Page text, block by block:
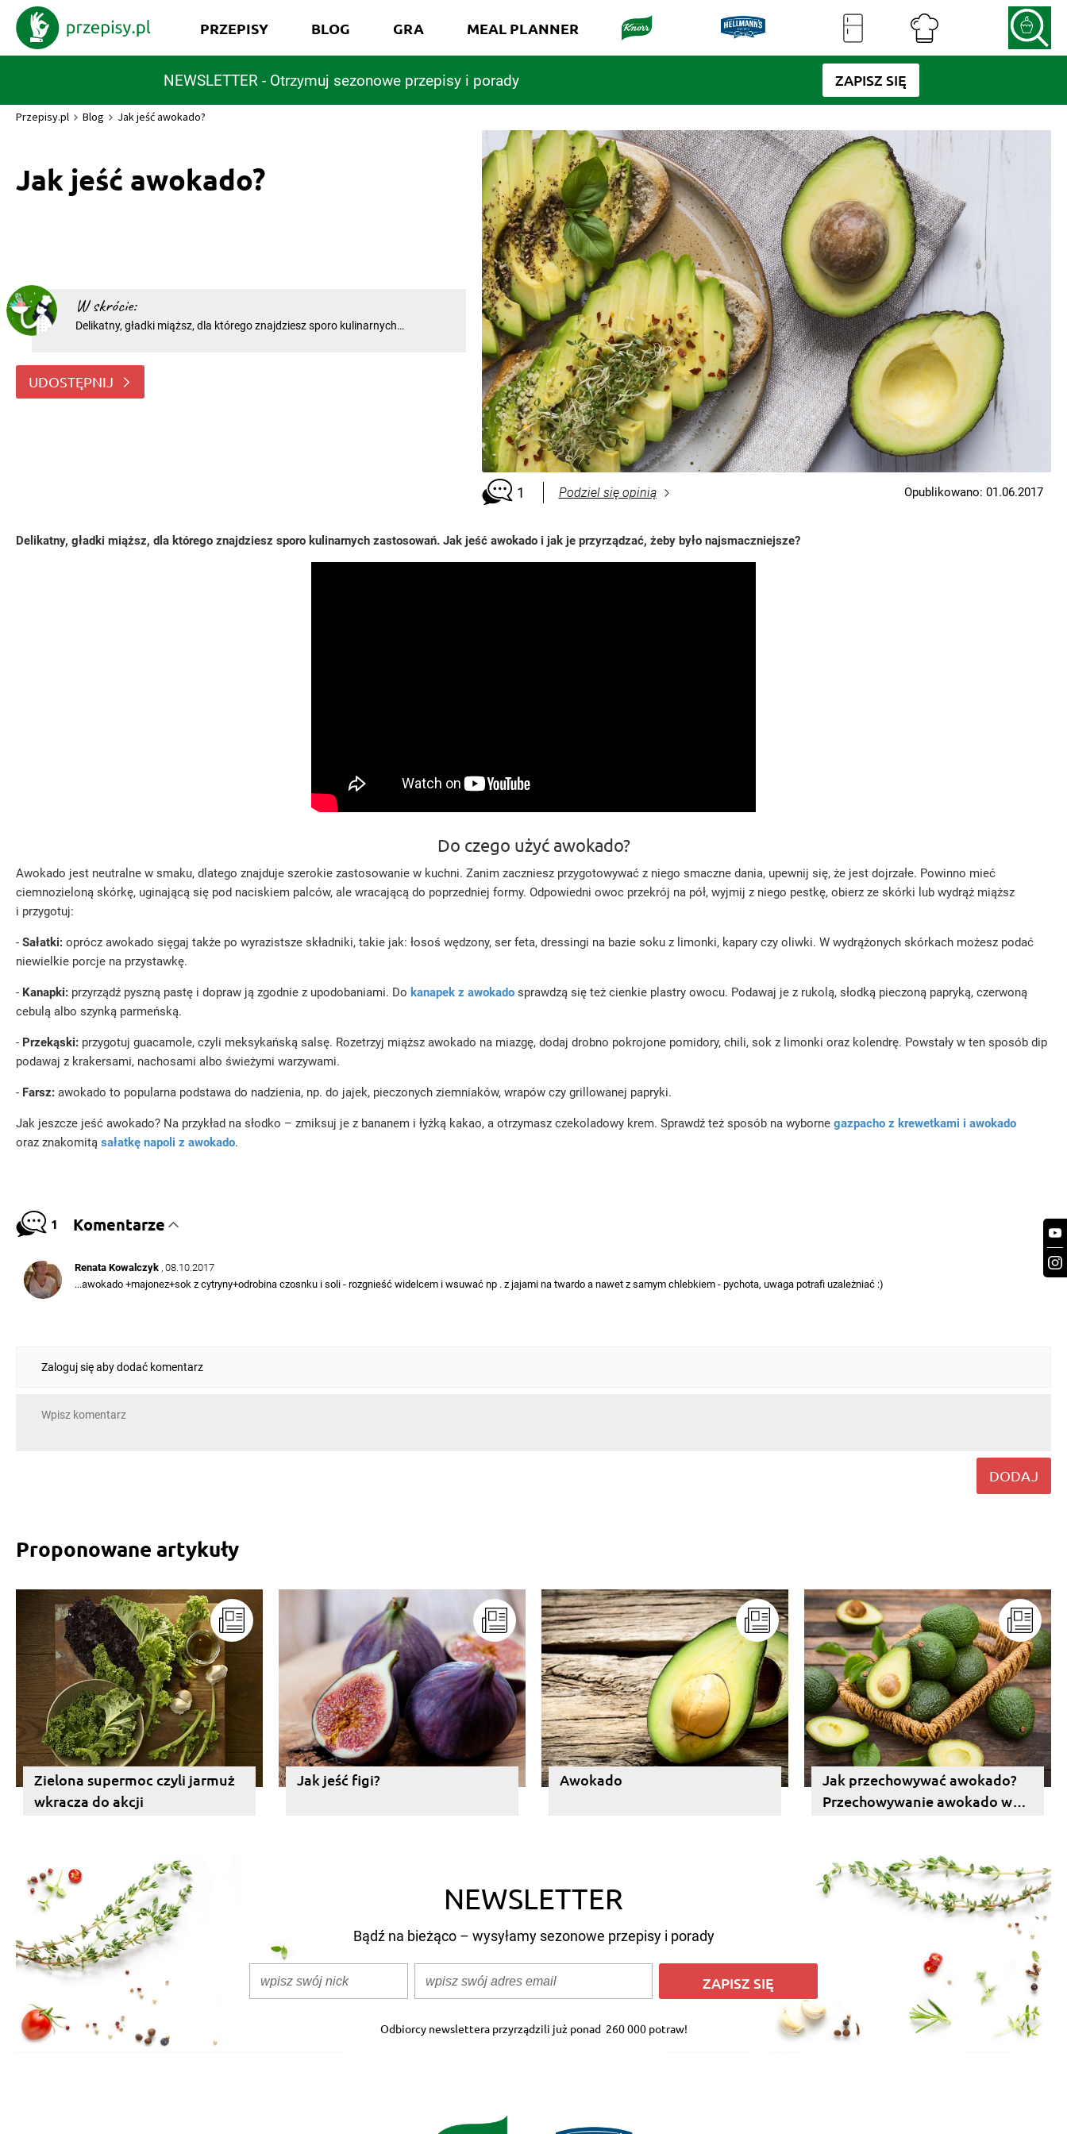
NEWSLETTER - Otrzymuj sezonowe przepisy i porady ZAPISZ SIĘ
PRZEPISY BLOG GRA MEAL PLANNER
Przepisy.pl Blog Jak jeść awokado?
Jak jeść awokado?
W skrócie:
Delikatny, gładki miąższ, dla którego znajdziesz sporo kulinarnych
smaku, dlatego znajduje szerokie zastosowanie w kuchni. Za
UDOSTĘPNIJ
1 Podziel się opinią Opublikowano: 01.06.2017
Delikatny, gładki miąższ, dla którego znajdziesz sporo kulinarnych zastosowań. Jak jeść awokado i jak je przyrządzać, żeby było najsmaczniejsze?
Do czego użyć awokado?
Awokado jest neutralne w smaku, dlatego znajduje szerokie zastosowanie w kuchni. Zanim zaczniesz przygotowywać z niego smaczne dania, upewnij się, że jest dojrzałe. Powinno mieć
ciemnozieloną skórkę, uginającą się pod naciskiem palców, ale wracającą do poprzedniej formy. Odpowiedni owoc przekrój na pół, wyjmij z niego pestkę, obierz ze skórki lub wydrąż miąższ
i przygotuj:
- Sałatki: oprócz awokado sięgaj także po wyrazistsze składniki, takie jak: łosoś wędzony, ser feta, dressingi na bazie soku z limonki, kapary czy oliwki. W wydrążonych skórkach możesz podać
niewielkie porcje na przystawkę.
- Kanapki: przyrządź pyszną pastę i dopraw ją zgodnie z upodobaniami. Do kanapek z awokado sprawdzą się też cienkie plastry owocu. Podawaj je z rukolą, słodką pieczoną papryką, czerwoną
cebulą albo szynką parmeńską.
- Przekąski: przygotuj guacamole, czyli meksykańską salsę. Rozetrzyj miąższ awokado na miazgę, dodaj drobno pokrojone pomidory, chili, sok z limonki oraz kolendrę. Powstały w ten sposób dip
podawaj z krakersami, nachosami albo świeżymi warzywami.
- Farsz: awokado to popularna podstawa do nadzienia, np. do jajek, pieczonych ziemniaków, wrapów czy grillowanej papryki.
Jak jeszcze jeść awokado? Na przykład na słodko – zmiksuj je z bananem i łyżką kakao, a otrzymasz czekoladowy krem. Sprawdź też sposób na wyborne gazpacho z krewetkami i awokado
oraz znakomitą sałatkę napoli z awokado.
1 Komentarze
Renata Kowalczyk , 08.10.2017
...awokado +majonez+sok z cytryny+odrobina czosnku i soli - rozgnieść widelcem i wsuwać np . z jajami na twardo a nawet z samym chlebkiem - pychota, uwaga potrafi uzależniać :)
Zaloguj się aby dodać komentarz
DODAJ
Proponowane artykuły
Zielona supermoc czyli jarmuż
wkracza do akcji
Jak jeść figi? Awokado
Jak przechowywać awokado?
Przechowywanie awokado w
NEWSLETTER
Bądź na bieżąco – wysyłamy sezonowe przepisy i porady
ZAPISZ SIĘ
Odbiorcy newslettera przyrządzili już ponad 260 000 potraw!